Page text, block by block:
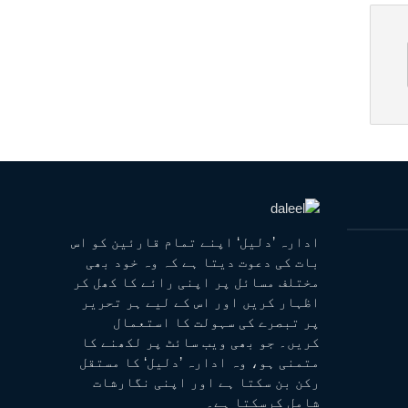
ادارہ ’دلیل‘ اپنے تمام قارئین کو اس
بات کی دعوت دیتا ہے کہ وہ خود بھی
مختلف مسائل پر اپنی رائے کا کھل کر
اظہار کریں اور اس کے لیے ہر تحریر
پر تبصرے کی سہولت کا استعمال
کریں۔ جو بھی ویب سائٹ پر لکھنے کا
متمنی ہو، وہ ادارہ ’دلیل‘ کا مستقل
رکن بن سکتا ہے اور اپنی نگارشات
شامل کرسکتا ہے۔